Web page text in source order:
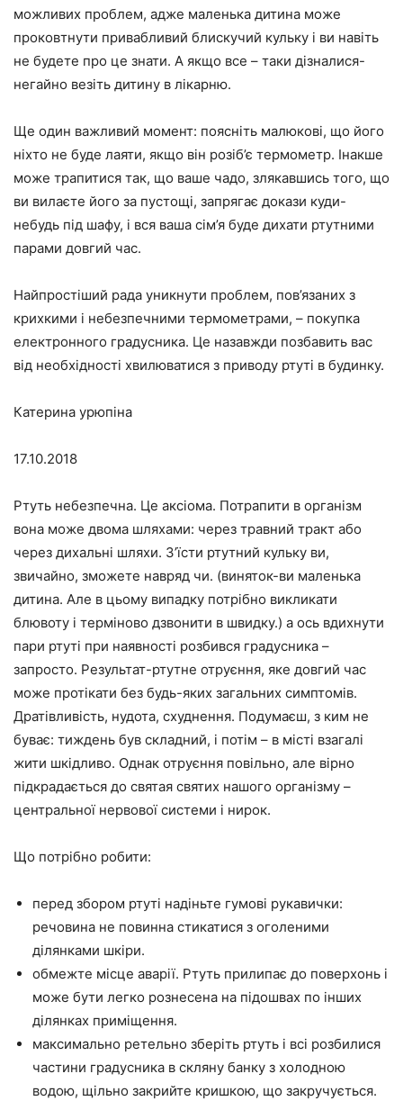
можливих проблем, адже маленька дитина може
проковтнути привабливий блискучий кульку і ви навіть
не будете про це знати. А якщо все – таки дізналися-
негайно везіть дитину в лікарню.
Ще один важливий момент: поясніть малюкові, що його
ніхто не буде лаяти, якщо він розіб’є термометр. Інакше
може трапитися так, що ваше чадо, злякавшись того, що
ви вилаєте його за пустощі, запрягає докази куди-
небудь під шафу, і вся ваша сім’я буде дихати ртутними
парами довгий час.
Найпростіший рада уникнути проблем, пов’язаних з
крихкими і небезпечними термометрами, – покупка
електронного градусника. Це назавжди позбавить вас
від необхідності хвилюватися з приводу ртуті в будинку.
Катерина урюпіна
17.10.2018
Ртуть небезпечна. Це аксіома. Потрапити в організм
вона може двома шляхами: через травний тракт або
через дихальні шляхи. З’їсти ртутний кульку ви,
звичайно, зможете навряд чи. (виняток-ви маленька
дитина. Але в цьому випадку потрібно викликати
блювоту і терміново дзвонити в швидку.) а ось вдихнути
пари ртуті при наявності розбився градусника –
запросто. Результат-ртутне отруєння, яке довгий час
може протікати без будь-яких загальних симптомів.
Дратівливість, нудота, схуднення. Подумаєш, з ким не
буває: тиждень був складний, і потім – в місті взагалі
жити шкідливо. Однак отруєння повільно, але вірно
підкрадається до святая святих нашого організму –
центральної нервової системи і нирок.
Що потрібно робити:
перед збором ртуті надіньте гумові рукавички:
речовина не повинна стикатися з оголеними
ділянками шкіри.
обмежте місце аварії. Ртуть прилипає до поверхонь і
може бути легко рознесена на підошвах по інших
ділянках приміщення.
максимально ретельно зберіть ртуть і всі розбилися
частини градусника в скляну банку з холодною
водою, щільно закрийте кришкою, що закручується.